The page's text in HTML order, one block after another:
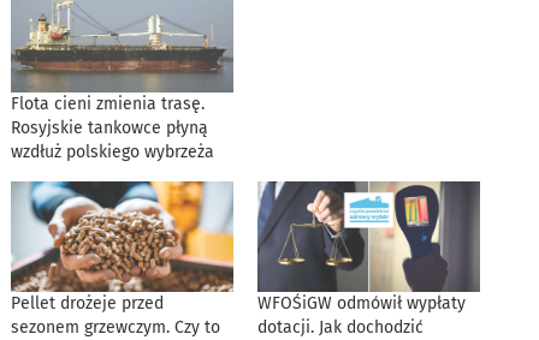
Flota cieni zmienia trasę.
Rosyjskie tankowce płyną
wzdłuż polskiego wybrzeża
Pellet drożeje przed
sezonem grzewczym. Czy to
WFOŚiGW odmówił wypłaty
dotacji. Jak dochodzić